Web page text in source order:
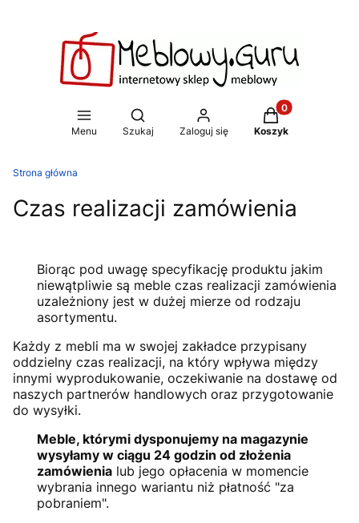
Menu
Otwórz wyszukiwarkę
Szukaj Zaloguj się
Produkty w
Koszyk
Strona główna
Czas realizacji zamówienia
Biorąc pod uwagę specyfikację produktu jakim
niewątpliwie są meble czas realizacji zamówienia
uzależniony jest w dużej mierze od rodzaju
asortymentu.
Każdy z mebli ma w swojej zakładce przypisany
oddzielny czas realizacji, na który wpływa między
innymi wyprodukowanie, oczekiwanie na dostawę od
naszych partnerów handlowych oraz przygotowanie
do wysyłki.
Meble, którymi dysponujemy na magazynie
wysyłamy w ciągu 24 godzin od złożenia
zamówienia lub jego opłacenia w momencie
wybrania innego wariantu niż płatność "za
pobraniem".